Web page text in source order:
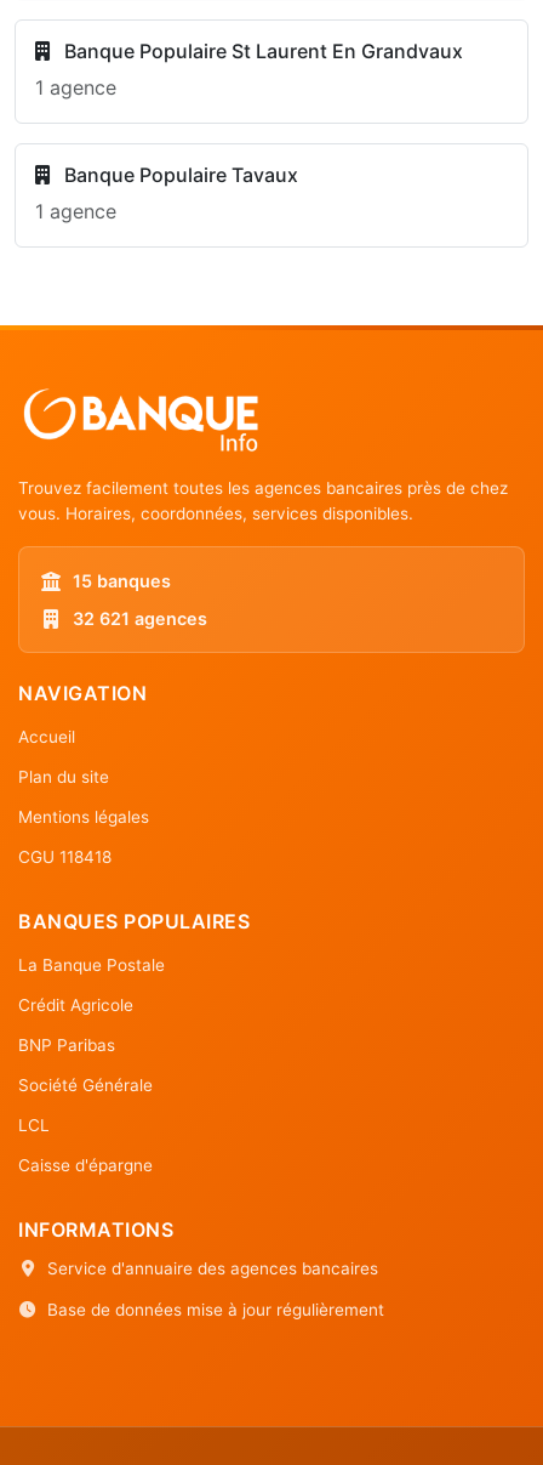
Banque Populaire St Laurent En Grandvaux
1 agence
Banque Populaire Tavaux
1 agence
Trouvez facilement toutes les agences bancaires près de chez
vous. Horaires, coordonnées, services disponibles.
15 banques
32 621 agences
NAVIGATION
Accueil
Plan du site
Mentions légales
CGU 118418
BANQUES POPULAIRES
La Banque Postale
Crédit Agricole
BNP Paribas
Société Générale
LCL
Caisse d'épargne
INFORMATIONS
Service d'annuaire des agences bancaires
Base de données mise à jour régulièrement